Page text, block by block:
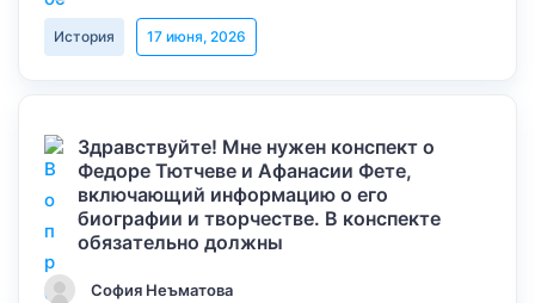
История 17 июня, 2026
Здравствуйте! Мне нужен конспект о
Федоре Тютчеве и Афанасии Фете,
включающий информацию о его
биографии и творчестве. В конспекте
обязательно должны
София Неъматова